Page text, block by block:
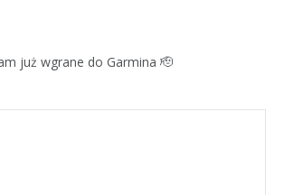
już wgrane do Garmina 🫡